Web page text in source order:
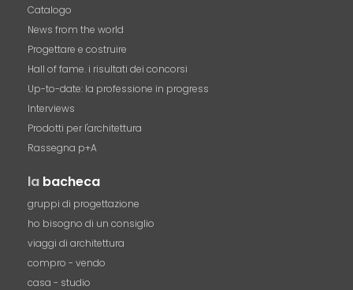
Catalogo
News from the world
Progettare e costruire
Hall of fame. i risultati dei concorsi
Up-to-date: la professione in progress
Interviews
Prodotti per l'architettura
Rassegna p+A
la bacheca
gruppi di progettazione
ho bisogno di un consiglio
viaggi di architettura
compro - vendo
casa - studio